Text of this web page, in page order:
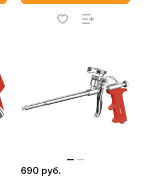
690 руб.